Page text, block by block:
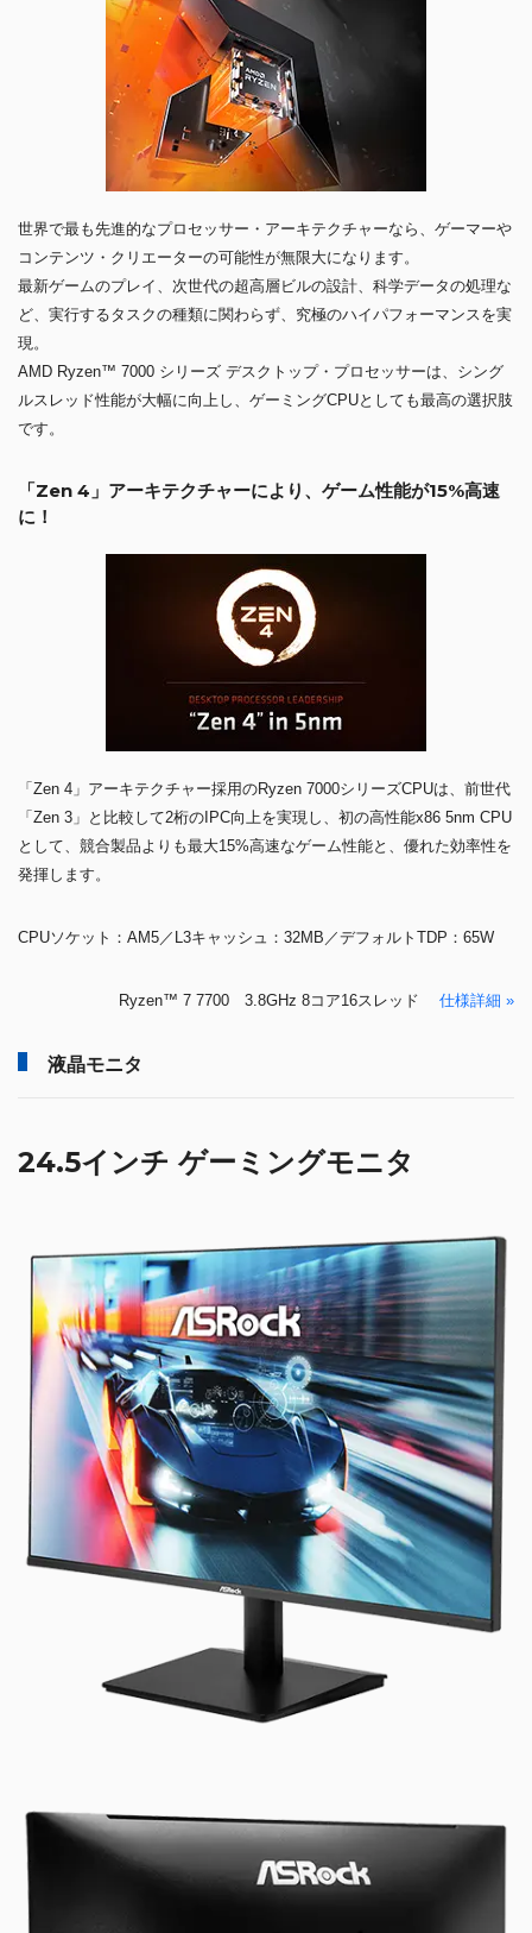
世界で最も先進的なプロセッサー・アーキテクチャーなら、ゲーマーや
コンテンツ・クリエーターの可能性が無限大になります。
最新ゲームのプレイ、次世代の超高層ビルの設計、科学データの処理な
ど、実行するタスクの種類に関わらず、究極のハイパフォーマンスを実
現。
AMD Ryzen™ 7000 シリーズ デスクトップ・プロセッサーは、シング
ルスレッド性能が大幅に向上し、ゲーミングCPUとしても最高の選択肢
です。
「Zen 4」アーキテクチャーにより、ゲーム性能が15%高速
に！
「Zen 4」アーキテクチャー採用のRyzen 7000シリーズCPUは、前世代
「Zen 3」と比較して2桁のIPC向上を実現し、初の高性能x86 5nm CPU
として、競合製品よりも最大15%高速なゲーム性能と、優れた効率性を
発揮します。
CPUソケット：AM5／L3キャッシュ：32MB／デフォルトTDP：65W
Ryzen™ 7 7700 3.8GHz 8コア16スレッド 仕様詳細 »
液晶モニタ
24.5インチ ゲーミングモニタ